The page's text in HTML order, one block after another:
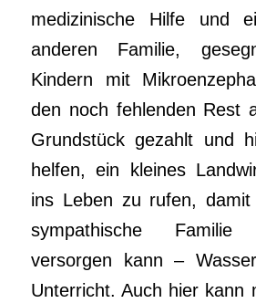
medizinische Hilfe und
anderen Familie,
Kindern mit
den noch fehlenden Rest
Grundstück gezahlt und
helfen, ein kleines
ins Leben zu rufen,
sympathische
versorgen kann –
Unterricht. Auch hier kann